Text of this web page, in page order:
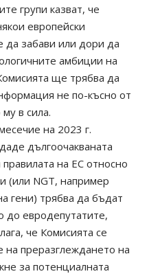
групи казват, че
европейски
да забави или дори да
амбиции на
ще трябва да
не по-късно от
в сила.
на 2023 г.
дългоочакваната
на ЕС относно
(или NGT, например
гени) трябва да бъдат
до евродепутатите,
че Комисията се
на преразглеждането на
за потенциалната